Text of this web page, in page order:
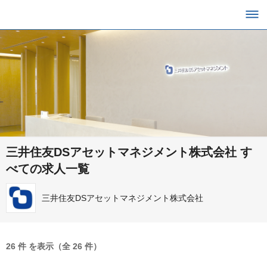
三井住友DSアセットマネジメント株式会社 す
べての求人一覧
三井住友DSアセットマネジメント株式会社
26 件 を表示（全 26 件）